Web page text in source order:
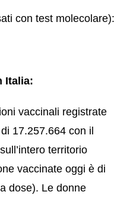
con test molecolare):
Italia:
vaccinali registrate
17.257.664 con il
territorio
vaccinate oggi è di
dose). Le donne